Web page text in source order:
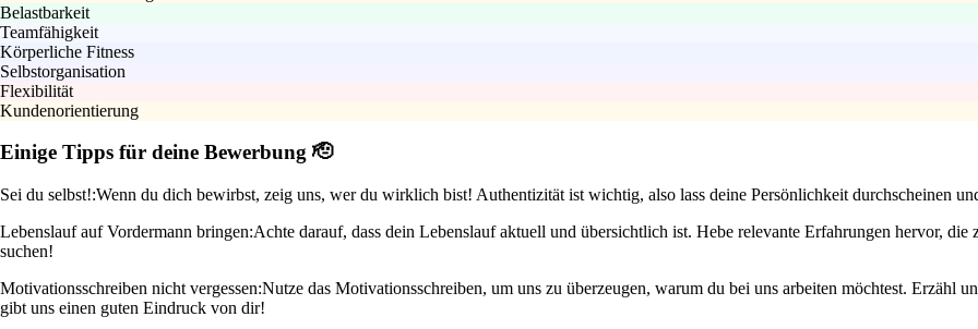
Belastbarkeit
Teamfähigkeit
Körperliche Fitness
Selbstorganisation
Flexibilität
Kundenorientierung
Einige Tipps für deine Bewerbung 🫡
Sei du selbst!:Wenn du dich bewirbst, zeig uns, wer du wirklich bist! Authentizität ist wichtig, also lass deine Persönlichkeit durchscheinen
Lebenslauf auf Vordermann bringen:Achte darauf, dass dein Lebenslauf aktuell und übersichtlich ist. Hebe relevante Erfahrungen hervor,
suchen!
Motivationsschreiben nicht vergessen:Nutze das Motivationsschreiben, um uns zu überzeugen, warum du bei uns arbeiten möchtest. Erzähl
gibt uns einen guten Eindruck von dir!